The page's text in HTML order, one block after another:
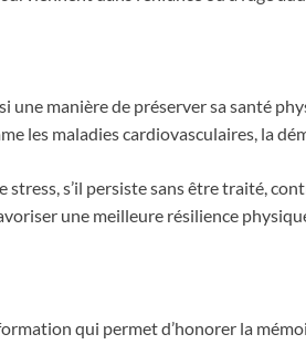
une manière de préserver sa santé
les maladies cardiovasculaires, la
s’il persiste sans être traité,
une meilleure résilience
qui permet d’honorer la